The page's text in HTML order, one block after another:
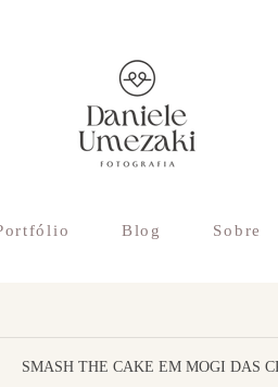
Blog Sobre
SMASH THE CAKE EM MOGI DAS